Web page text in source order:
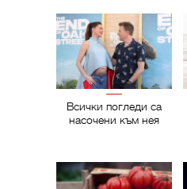
Всички погледи са
насочени към нея